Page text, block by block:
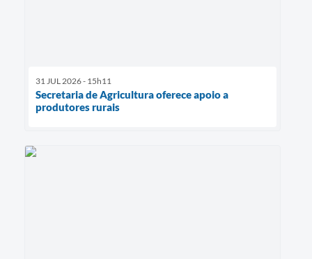
31 JUL 2026 - 15h11
Secretaria de Agricultura oferece apoio a
produtores rurais